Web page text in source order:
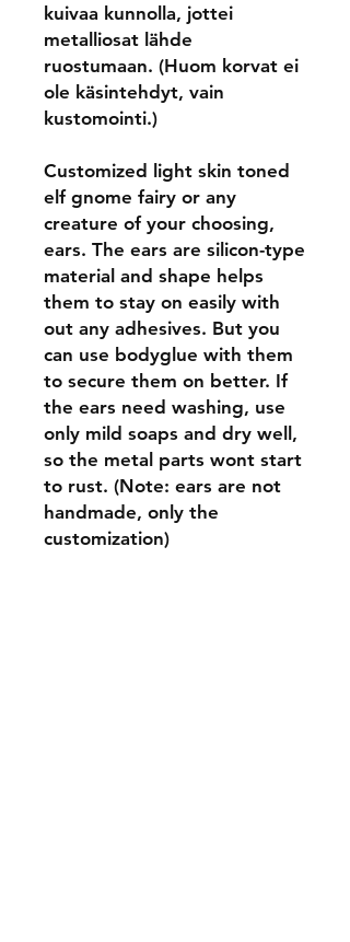
kuivaa kunnolla, jottei
metalliosat lähde
ruostumaan. (Huom korvat ei
ole käsintehdyt, vain
kustomointi.)
Customized light skin toned
elf gnome fairy or any
creature of your choosing,
ears. The ears are silicon-type
material and shape helps
them to stay on easily with
out any adhesives. But you
can use bodyglue with them
to secure them on better. If
the ears need washing, use
only mild soaps and dry well,
so the metal parts wont start
to rust. (Note: ears are not
handmade, only the
customization)